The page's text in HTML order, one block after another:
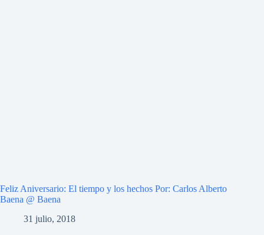
Feliz Aniversario: El tiempo y los hechos Por: Carlos Alberto
Baena @ Baena
31 julio, 2018